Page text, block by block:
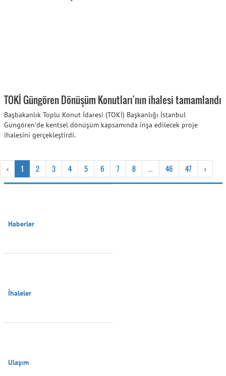
TOKİ Güngören Dönüşüm Konutları'nın ihalesi tamamlandı
Başbakanlık Toplu Konut İdaresi (TOKİ) Başkanlığı İstanbul
Güngören'de kentsel dönüşüm kapsamında inşa edilecek proje
ihalesini gerçekleştirdi.
‹ 1 2 3 4 5 6 7 8 ... 46 47 ›
Haberler
İhaleler
Ulaşım